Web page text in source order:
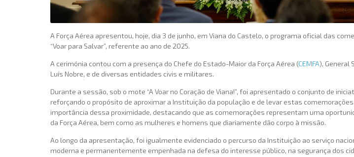
A Força Aérea apresentou, hoje, dia 3 de junho, em Viana do Castelo, o programa oficial das
“Voar para Salvar”, referente ao ano de 2025.
A cerimónia contou com a presença do Chefe do Estado-Maior da Força Aérea (CEMFA), General
Luís Nobre, e de diversas entidades civis e militares.
Durante a sessão, sob o mote “A Voar no Coração de Viana!”, foi apresentado o conjunto de
reforçando o propósito de aproximar a Instituição da população e de levar estas
importância dessa proximidade, destacando que as comemorações representam uma
da Força Aérea, bem como as mulheres e homens que diariamente dão corpo à missão.
Ao longo da apresentação, foi igualmente evidenciado o percurso da Instituição ao serviço
moderna e permanentemente empenhada na defesa do interesse público, na segurança dos